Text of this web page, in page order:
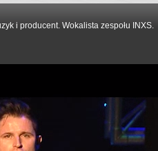
i producent. Wokalista zespołu INXS.